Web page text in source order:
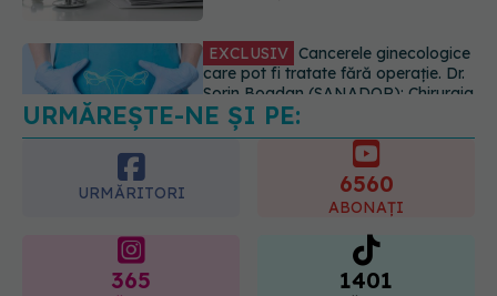
EXCLUSIV Brahiterapie vs
radioterapie externă în cancerul
ginecologic. Dr. Sorin Bogdan
(SANADOR) explică diferența și
cum acționează tratamentul
URMĂREȘTE-NE ȘI PE:
URMĂRITORI 6560
ABONAȚI
365
URMĂRITORI
1401
URMĂRITORI
ARTICOLE SIMILARE